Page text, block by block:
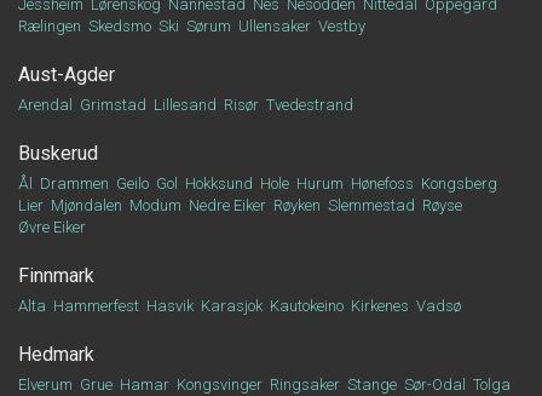
Jessheim Lørenskog Nannestad Nes Nesodden Nittedal
Oppegård
Rælingen Skedsmo Ski Sørum Ullensaker Vestby
Aust-Agder
Arendal Grimstad Lillesand Risør Tvedestrand
Buskerud
Ål Drammen Geilo Gol Hokksund Hole Hurum Hønefoss Kongsberg
Lier Mjøndalen Modum Nedre Eiker Røyken Slemmestad Røyse
Øvre Eiker
Finnmark
Alta Hammerfest Hasvik Karasjok Kautokeino Kirkenes Vadsø
Hedmark
Elverum Grue Hamar Kongsvinger Ringsaker Stange Sør-Odal
Tolga